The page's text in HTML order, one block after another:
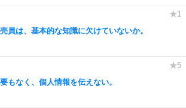
員は、基本的な知識に欠けていないか。
もなく、個人情報を伝えない。